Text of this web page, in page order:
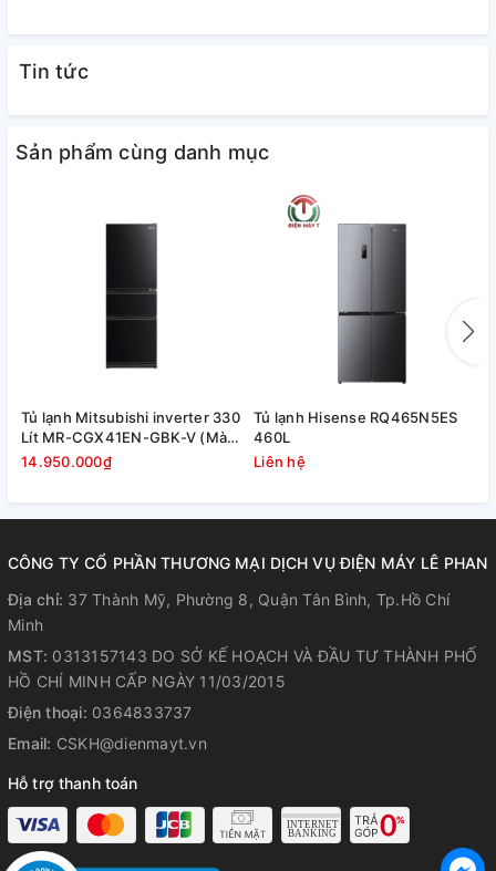
Tin tức
Sản phẩm cùng danh mục
Tủ lạnh Mitsubishi inverter 330
Lít MR-CGX41EN-GBK-V (Màu
đen)
14.950.000₫
Tủ lạnh Hisense RQ465N5ES
460L
Liên hệ
CÔNG TY CỔ PHẦN THƯƠNG MẠI DỊCH VỤ ĐIỆN MÁY LÊ PHAN
Địa chỉ: 37 Thành Mỹ, Phường 8, Quận Tân Bình, Tp.Hồ Chí
Minh
MST: 0313157143 DO SỞ KẾ HOẠCH VÀ ĐẦU TƯ THÀNH PHỐ
HỒ CHÍ MINH CẤP NGÀY 11/03/2015
Điện thoại: 0364833737
Email: CSKH@dienmayt.vn
Hỗ trợ thanh toán